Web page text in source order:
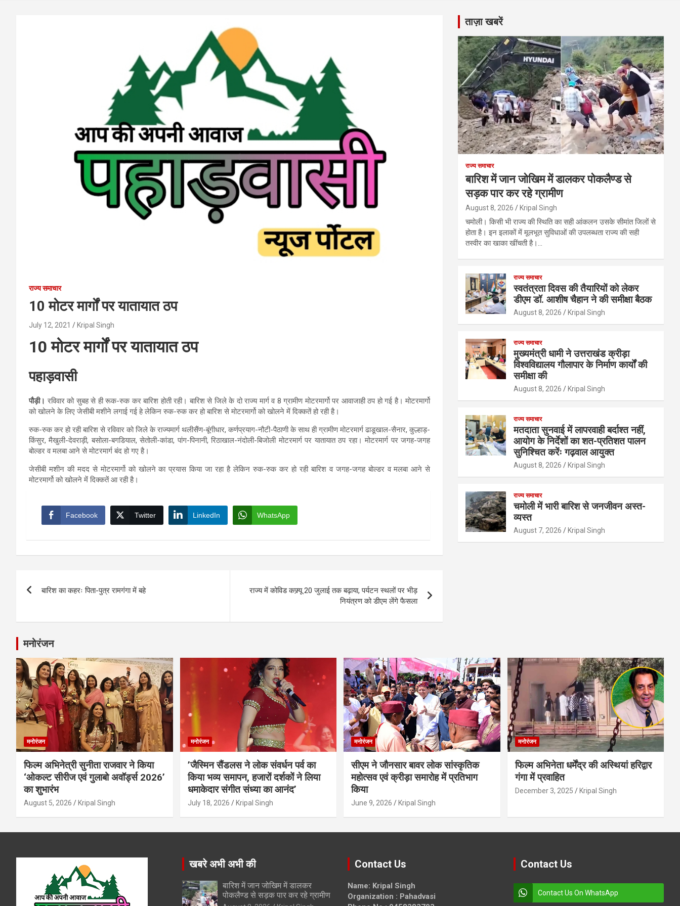
राज्य समाचार
10 मोटर मार्गों पर यातायात ठप
July 12, 2021 Kripal Singh
10 मोटर मार्गों पर यातायात ठप
पहाड़वासी
पौड़ी। रविवार को सुबह से ही रूक-रुक कर बारिश होती रही। बारिश से जिले के दो राज्य मार्ग व 8 ग्रामीण मोटरमार्गो पर आवाजाही ठप हो गई है। मोटरमार्गो
को खोलने के लिए जेसीबी मशीने लगाई गई हे लेकिन रुक-रुक कर हो बारिश से मोटरमार्गो को खोलने में दिक्कतें हो रही है।
रुक-रुक कर हो रही बारिश से रविवार को जिले के राज्यमार्ग थलीसैंण-बूंगीधार, कर्णप्रयाग-नौटी-पैठाणी के साथ ही ग्रामीण मोटरमार्ग ढाडूखाल-सैनार, कुल्हाड़-
किंसुर, मैखुली-देवराड़ी, बसोला-बगडियाल, सेतोली-कांडा, पांग-पिनानी, रिठाखाल-नंदोली-बिजोली मोटरमार्ग पर यातायात ठप रहा। मोटरमार्ग पर जगह-जगह
बोल्डर व मलबा आने से मोटरमार्ग बंद हो गए है।
जेसीबी मशीन की मदद से मोटरमार्गो को खोलने का प्रयास किया जा रहा है लेकिन रुक-रुक कर हो रही बारिश व जगह-जगह बोल्डर व मलबा आने से
मोटरमार्गो को खोलने में दिक्कतें आ रही है।
Facebook Twitter LinkedIn WhatsApp
बारिश का कहरः पिता-पुत्र रामगंगा में बहे
राज्य में कोविड कफ्र्यू 20 जुलाई तक बढ़ाया, पर्यटन स्थलों पर भीड़
नियंत्रण को डीएम लेंगे फैसला
ताज़ा खबरें
राज्य समाचार
बारिश में जान जोखिम में डालकर पोकलैण्ड से
सड़क पार कर रहे ग्रामीण
August 8, 2026 Kripal Singh
चमोली। किसी भी राज्य की स्थिति का सही आंकलन उसके सीमांत जिलों से
होता है। इन इलाकों में मूलभूत सुविधाओं की उपलब्धता राज्य की सही
तस्वीर का खाका खींचती है।…
राज्य समाचार
स्वतंत्रता दिवस की तैयारियों को लेकर
डीएम डॉ. आशीष चैहान ने की समीक्षा बैठक
August 8, 2026 Kripal Singh
राज्य समाचार
मुख्यमंत्री धामी ने उत्तराखंड क्रीड़ा
विश्वविद्यालय गौलापार के निर्माण कार्यों की
समीक्षा की
August 8, 2026 Kripal Singh
राज्य समाचार
मतदाता सुनवाई में लापरवाही बर्दाश्त नहीं,
आयोग के निर्देशों का शत-प्रतिशत पालन
सुनिश्चित करेंः गढ़वाल आयुक्त
August 8, 2026 Kripal Singh
राज्य समाचार
चमोली में भारी बारिश से जनजीवन अस्त-
व्यस्त
August 7, 2026 Kripal Singh
मनोरंजन
मनोरंजन
फिल्म अभिनेत्री सुनीता राजवार ने किया
‘ओकल्ट सीरीज एवं गुलाबो अवॉर्ड्स 2026’
का शुभारंभ
August 5, 2026 Kripal Singh
मनोरंजन
’जैस्मिन सैंडलस ने लोक संवर्धन पर्व का
किया भव्य समापन, हजारों दर्शकों ने लिया
धमाकेदार संगीत संध्या का आनंद’
July 18, 2026 Kripal Singh
मनोरंजन
सीएम ने जौनसार बावर लोक सांस्कृतिक
महोत्सव एवं क्रीड़ा समारोह में प्रतिभाग
किया
June 9, 2026 Kripal Singh
मनोरंजन
फिल्म अभिनेता धर्मेंद्र की अस्थियां हरिद्वार
गंगा में प्रवाहित
December 3, 2025 Kripal Singh
खबरे अभी अभी की
बारिश में जान जोखिम में डालकर
पोकलैण्ड से सड़क पार कर रहे ग्रामीण
Contact Us
Name: Kripal Singh
Organization : Pahadvasi
Contact Us
Contact Us On WhatsApp